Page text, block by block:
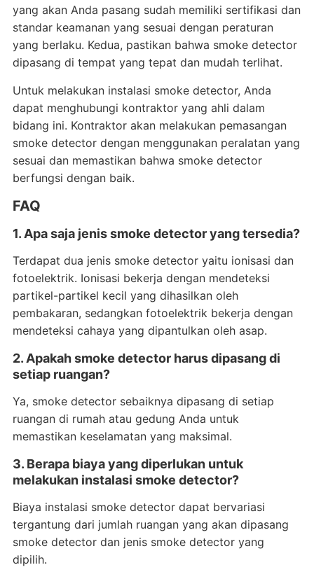
yang akan Anda pasang sudah memiliki sertifikasi dan
standar keamanan yang sesuai dengan peraturan
yang berlaku. Kedua, pastikan bahwa smoke detector
dipasang di tempat yang tepat dan mudah terlihat.
Untuk melakukan instalasi smoke detector, Anda
dapat menghubungi kontraktor yang ahli dalam
bidang ini. Kontraktor akan melakukan pemasangan
smoke detector dengan menggunakan peralatan yang
sesuai dan memastikan bahwa smoke detector
berfungsi dengan baik.
FAQ
1. Apa saja jenis smoke detector yang tersedia?
Terdapat dua jenis smoke detector yaitu ionisasi dan
fotoelektrik. Ionisasi bekerja dengan mendeteksi
partikel-partikel kecil yang dihasilkan oleh
pembakaran, sedangkan fotoelektrik bekerja dengan
mendeteksi cahaya yang dipantulkan oleh asap.
2. Apakah smoke detector harus dipasang di
setiap ruangan?
Ya, smoke detector sebaiknya dipasang di setiap
ruangan di rumah atau gedung Anda untuk
memastikan keselamatan yang maksimal.
3. Berapa biaya yang diperlukan untuk
melakukan instalasi smoke detector?
Biaya instalasi smoke detector dapat bervariasi
tergantung dari jumlah ruangan yang akan dipasang
smoke detector dan jenis smoke detector yang
dipilih.